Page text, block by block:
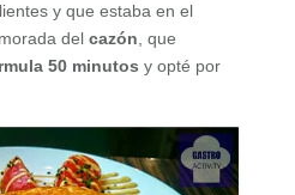
y que estaba en el
del cazón, que
50 minutos y opté por